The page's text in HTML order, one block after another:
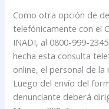
Como otra opción de
telefónicamente con el
INADI, al 0800-999-
hecha esta consulta
online, el personal de
Luego del envío del
denunciante deberá